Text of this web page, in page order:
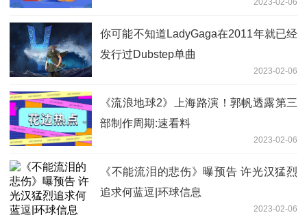
你可能不知道LadyGaga在2011年就已经
发行过Dubstep单曲
2023-02-06
《流浪地球2》上海路演！郭帆透露第三
部制作周期:速看料
2023-02-06
《不能流泪的悲伤》曝预告 许光汉猛烈
追求何蓝逗|环球信息
2023-02-06